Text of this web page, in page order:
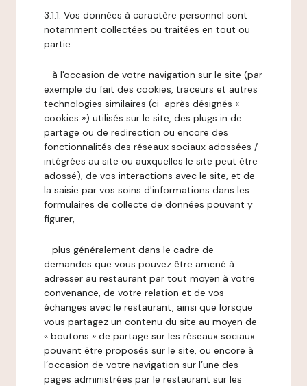
3.1.1. Vos données à caractère personnel sont
notamment collectées ou traitées en tout ou
partie:
- à l'occasion de votre navigation sur le site (par
exemple du fait des cookies, traceurs et autres
technologies similaires (ci-après désignés «
cookies ») utilisés sur le site, des plugs in de
partage ou de redirection ou encore des
fonctionnalités des réseaux sociaux adossées /
intégrées au site ou auxquelles le site peut être
adossé), de vos interactions avec le site, et de
la saisie par vos soins d'informations dans les
formulaires de collecte de données pouvant y
figurer,
- plus généralement dans le cadre de
demandes que vous pouvez être amené à
adresser au restaurant par tout moyen à votre
convenance, de votre relation et de vos
échanges avec le restaurant, ainsi que lorsque
vous partagez un contenu du site au moyen de
« boutons » de partage sur les réseaux sociaux
pouvant être proposés sur le site, ou encore à
l’occasion de votre navigation sur l’une des
pages administrées par le restaurant sur les